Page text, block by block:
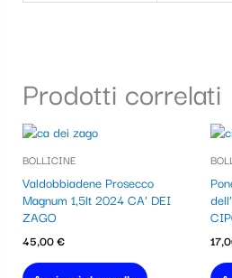
Prodotti correlati
BOLLICINE
Valdobbiadene Prosecco
Magnum 1,5lt 2024 CA’ DEI
ZAGO
45,00€